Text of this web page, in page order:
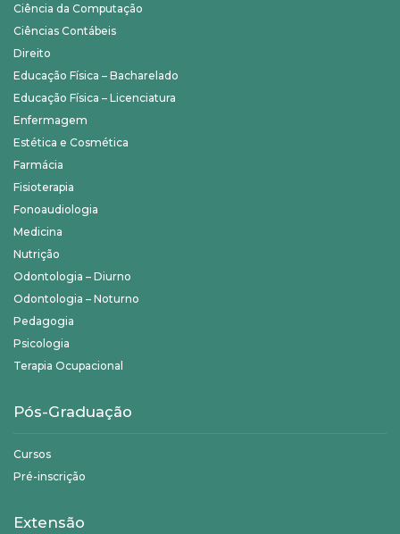
Ciência da Computação
Ciências Contábeis
Direito
Educação Física – Bacharelado
Educação Física – Licenciatura
Enfermagem
Estética e Cosmética
Farmácia
Fisioterapia
Fonoaudiologia
Medicina
Nutrição
Odontologia – Diurno
Odontologia – Noturno
Pedagogia
Psicologia
Terapia Ocupacional
Pós-Graduação
Cursos
Pré-inscrição
Extensão